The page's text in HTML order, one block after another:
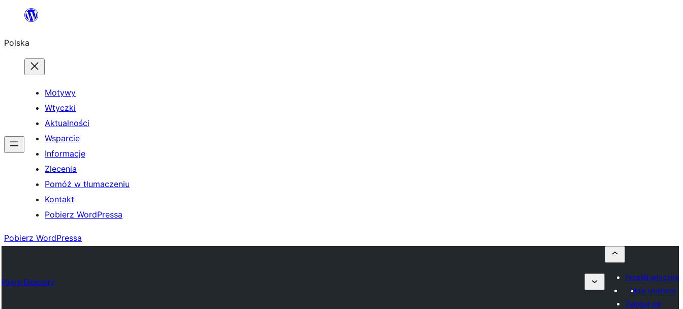
Przejdź
treści
Polska
Motywy
Wtyczki
Aktualności
Wsparcie
Informacje
Zlecenia
Pomóż w tłumaczeniu
Kontakt
Pobierz WordPressa
Pobierz WordPressa
Plugin Directory
Prześlij wtyczkę
Moje ulubione
Zaloguj się